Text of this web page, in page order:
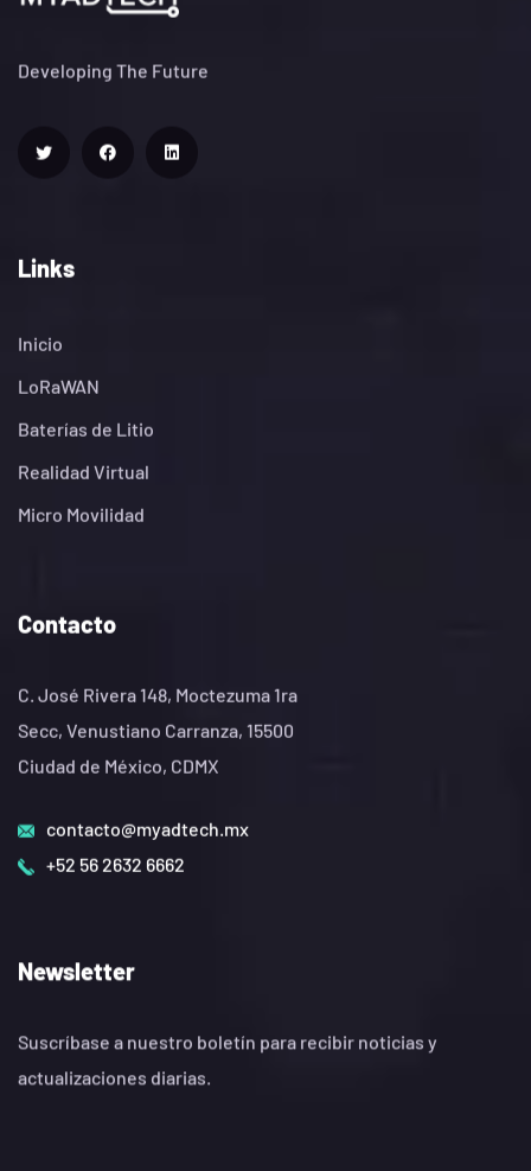
Developing The Future
Links
Inicio
LoRaWAN
Baterías de Litio
Realidad Virtual
Micro Movilidad
Contacto
C. José Rivera 148, Moctezuma 1ra
Secc, Venustiano Carranza, 15500
Ciudad de México, CDMX
contacto@myadtech.mx
+52 56 2632 6662
Newsletter
Suscríbase a nuestro boletín para recibir noticias y
actualizaciones diarias.